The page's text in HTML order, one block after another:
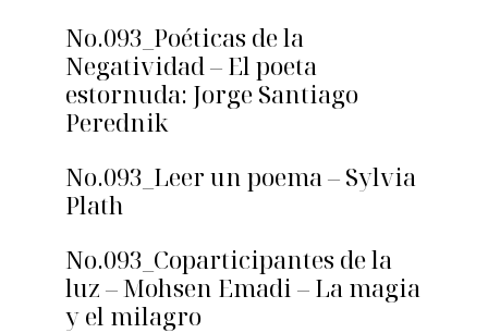
No.093_Poéticas de la
Negatividad – El poeta
estornuda: Jorge Santiago
Perednik
No.093_Leer un poema – Sylvia
Plath
No.093_Coparticipantes de la
luz – Mohsen Emadi – La magia
y el milagro